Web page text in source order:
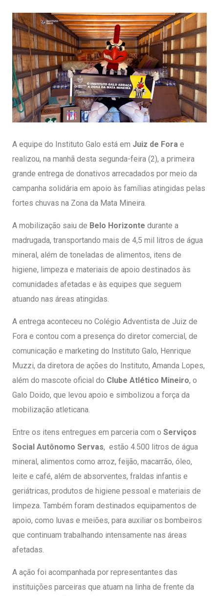
A equipe do Instituto Galo está em Juiz de Fora e
realizou, na manhã desta segunda-feira (2), a primeira
grande entrega de donativos arrecadados por meio da
campanha solidária em apoio às famílias atingidas pelas
fortes chuvas na Zona da Mata Mineira.
A mobilização saiu de Belo Horizonte durante a
madrugada, transportando mais de 4,5 mil litros de água
mineral, além de toneladas de alimentos, itens de
higiene, limpeza e materiais de apoio destinados às
comunidades afetadas e às equipes que seguem
atuando nas áreas atingidas.
A entrega aconteceu no Colégio Adventista de Juiz de
Fora e contou com a presença do diretor comercial, de
comunicação e marketing do Instituto Galo, Henrique
Muzzi, da diretora de ações do Instituto, Amanda Lopes,
além do mascote oficial do Clube Atlético Mineiro, o
Galo Doido, que levou apoio e simbolizou a força da
mobilização atleticana.
Entre os itens entregues em parceria com o Serviços
Social Autônomo Servas, estão 4.500 litros de água
mineral, alimentos como arroz, feijão, macarrão, óleo,
leite e café, além de absorventes, fraldas infantis e
geriátricas, produtos de higiene pessoal e materiais de
limpeza. Também foram destinados equipamentos de
apoio, como luvas e meiões, para auxiliar os bombeiros
que continuam trabalhando intensamente nas áreas
afetadas.
A ação foi acompanhada por representantes das
instituições parceiras que atuam na linha de frente da